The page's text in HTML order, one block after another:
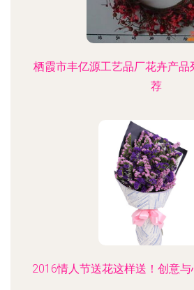
栖霞市丰亿源工艺品厂花卉产品
荐
2016情人节送花这样送！创意